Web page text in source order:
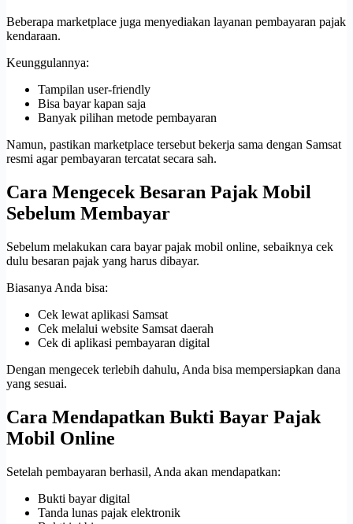
Beberapa marketplace juga menyediakan layanan pembayaran pajak
kendaraan.
Keunggulannya:
Tampilan user-friendly
Bisa bayar kapan saja
Banyak pilihan metode pembayaran
Namun, pastikan marketplace tersebut bekerja sama dengan Samsat
resmi agar pembayaran tercatat secara sah.
Cara Mengecek Besaran Pajak Mobil
Sebelum Membayar
Sebelum melakukan cara bayar pajak mobil online, sebaiknya cek
dulu besaran pajak yang harus dibayar.
Biasanya Anda bisa:
Cek lewat aplikasi Samsat
Cek melalui website Samsat daerah
Cek di aplikasi pembayaran digital
Dengan mengecek terlebih dahulu, Anda bisa mempersiapkan dana
yang sesuai.
Cara Mendapatkan Bukti Bayar Pajak
Mobil Online
Setelah pembayaran berhasil, Anda akan mendapatkan:
Bukti bayar digital
Tanda lunas pajak elektronik